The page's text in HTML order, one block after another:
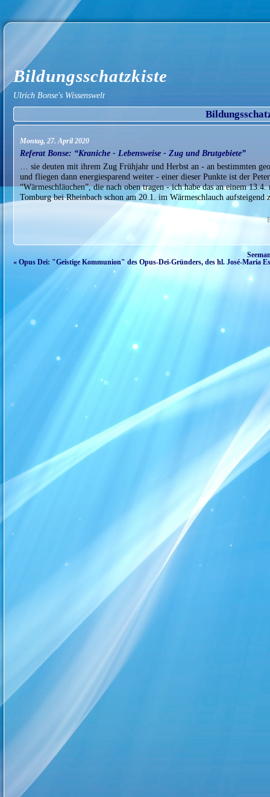
Bildungsschatzkiste
Ulrich Bonse's Wissenswelt
Montag, 27. April 2020
Referat Bonse: “Kraniche - Lebensweise - Zug und Brutgebiete”
… sie deuten mit ihrem Zug Frühjahr und Herbst an - an bestimmten
und fliegen dann energiesparend weiter - einer dieser Punkte ist der
“Wärmeschläuchen”, die nach oben tragen - ich habe das an einem
Tomburg bei Rheinbach schon am 20.1. im Wärmeschlauch aufsteigend
« Opus Dei: "Geistige Kommunion" des Opus-Dei-Gründers, des hl. José-Maria